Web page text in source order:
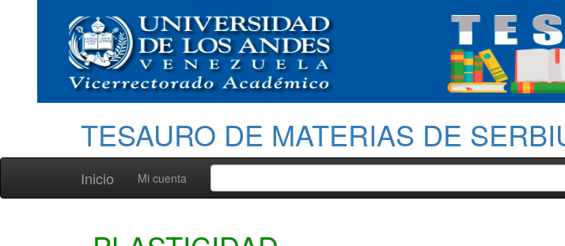
TESAURO DE MATERIAS DE
Inicio Mi cuenta